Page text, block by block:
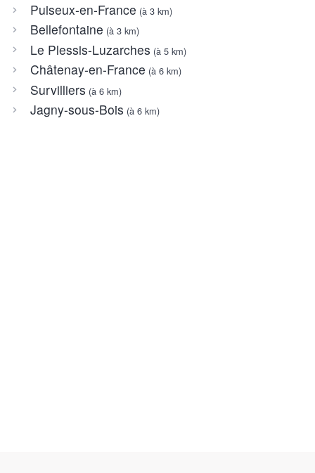
Puiseux-en-France (à 3 km)
Bellefontaine (à 3 km)
Le Plessis-Luzarches (à 5 km)
Châtenay-en-France (à 6 km)
Survilliers (à 6 km)
Jagny-sous-Bois (à 6 km)